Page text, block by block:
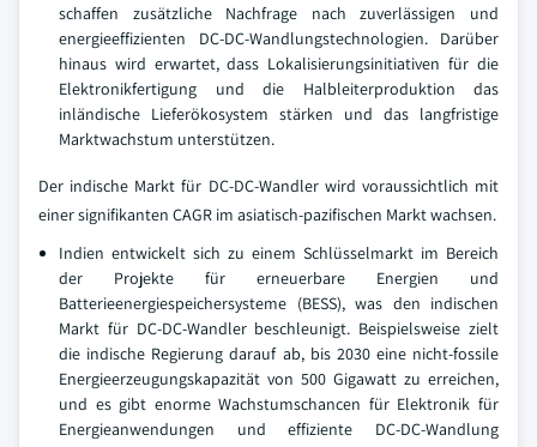
schaffen zusätzliche Nachfrage nach zuverlässigen und
energieeffizienten DC-DC-Wandlungstechnologien. Darüber
hinaus wird erwartet, dass Lokalisierungsinitiativen für die
Elektronikfertigung und die Halbleiterproduktion das
inländische Lieferökosystem stärken und das langfristige
Marktwachstum unterstützen.
Der indische Markt für DC-DC-Wandler wird voraussichtlich mit
einer signifikanten CAGR im asiatisch-pazifischen Markt wachsen.
Indien entwickelt sich zu einem Schlüsselmarkt im Bereich
der Projekte für erneuerbare Energien und
Batterieenergiespeichersysteme (BESS), was den indischen
Markt für DC-DC-Wandler beschleunigt. Beispielsweise zielt
die indische Regierung darauf ab, bis 2030 eine nicht-fossile
Energieerzeugungskapazität von 500 Gigawatt zu erreichen,
und es gibt enorme Wachstumschancen für Elektronik für
Energieanwendungen und effiziente DC-DC-Wandlung